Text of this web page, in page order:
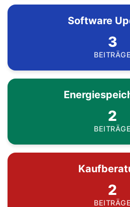
Software
3
BEITRÄGE
2
BEITRÄGE
2
BEITRÄGE